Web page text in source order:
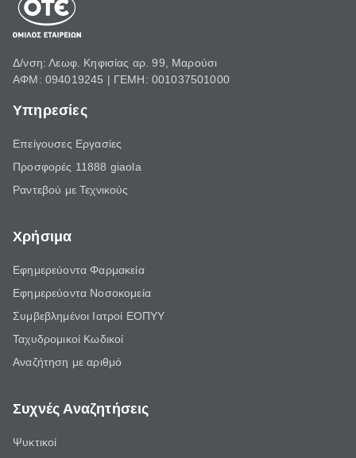
Δ/νση: Λεωφ. Κηφισίας αρ. 99, Μαρούσι
ΑΦΜ: 094019245 | ΓΕΜΗ: 001037501000
Υπηρεσίες
Επείγουσες Εργασίες
Προσφορές 11888 giaola
Ραντεβού με Τεχνικούς
Χρήσιμα
Εφημερεύοντα Φαρμακεία
Εφημερεύοντα Νοσοκομεία
Συμβεβλημένοι Ιατροί ΕΟΠΥΥ
Ταχυδρομικοί Κωδικοί
Αναζήτηση με αριθμό
Συχνές Αναζητήσεις
Ψυκτικοί